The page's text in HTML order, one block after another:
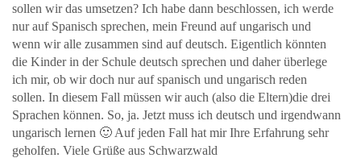
sollen wir das umsetzen? Ich habe dann beschlossen, ich werde
nur auf Spanisch sprechen, mein Freund auf ungarisch und
wenn wir alle zusammen sind auf deutsch. Eigentlich könnten
die Kinder in der Schule deutsch sprechen und daher überlege
ich mir, ob wir doch nur auf spanisch und ungarisch reden
sollen. In diesem Fall müssen wir auch (also die Eltern)die drei
Sprachen können. So, ja. Jetzt muss ich deutsch und irgendwann
ungarisch lernen 🙂 Auf jeden Fall hat mir Ihre Erfahrung sehr
geholfen. Viele Grüße aus Schwarzwald